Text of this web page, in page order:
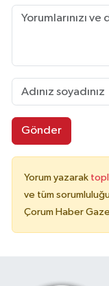
Gönder
Yorum yazarak
ve tüm
Çorum Haber